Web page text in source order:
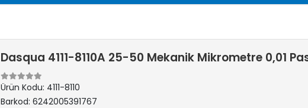
Dasqua 4111-8110A 25-50 Mekanik Mikrometre 0,01
Ürün Kodu: 4111-8110
Barkod: 6242005391767